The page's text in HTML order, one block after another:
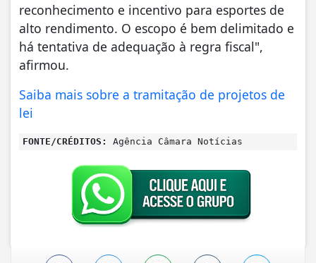
reconhecimento e incentivo para esportes de
alto rendimento. O escopo é bem delimitado e
há tentativa de adequação à regra fiscal",
afirmou.
Saiba mais sobre a tramitação de projetos de
lei
FONTE/CRÉDITOS: Agência Câmara Notícias